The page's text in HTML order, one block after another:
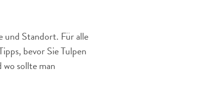
und Standort. Für alle
bevor Sie Tulpen
sollte man